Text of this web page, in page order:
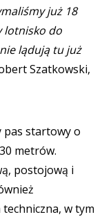
już 18
lotnisko do
lądują tu już
Szatkowski,
pas startowy o
metrów.
postojową i
w tym